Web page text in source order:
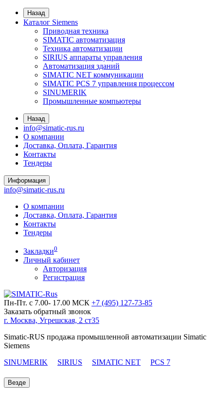
Назад
Каталог Siemens
Приводная техника
SIMATIC автоматизация
Техника автоматизации
SIRIUS аппараты управления
Автоматизация зданий
SIMATIC NET коммуникации
SIMATIC PCS 7 управления процессом
SINUMERIK
Промышленные компьютеры
Назад
info@simatic-rus.ru
О компании
Доставка, Оплата, Гарантия
Контакты
Тендеры
Информация
info@simatic-rus.ru
О компании
Доставка, Оплата, Гарантия
Контакты
Тендеры
Закладки0
Личный кабинет
Авторизация
Регистрация
Пн-Пт. с 7.00- 17.00 МСК +7 (495) 127-73-85
Заказать обратный звонок
г. Москва, Угрешская, 2 ст35
Simatic-RUS продажа промышленной автоматизации Simatic
Siemens
SINUMERIK
SIRIUS SIMATIC NET PCS 7
Везде